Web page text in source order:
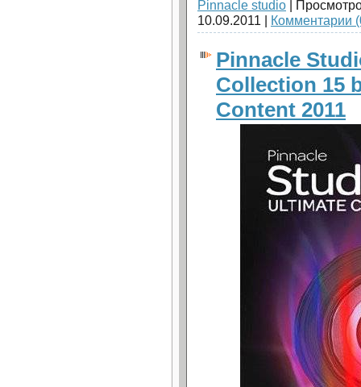
Pinnacle studio |
10.09.2011 | Комментарии
Pinnacle
Collection 15
Content 2011